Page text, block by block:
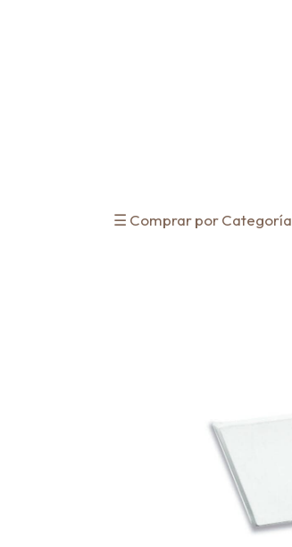
☰ Comprar por Categoría